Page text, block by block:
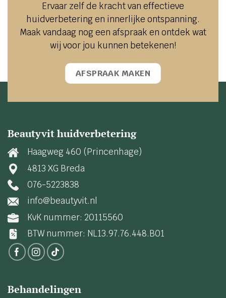
Ervaar zelf de kracht van effectieve
huidverbetering en innerlijke ontspanning.
Maak vandaag nog een afspraak en ontdek wat
wij voor jou kunnen betekenen!
AFSPRAAK MAKEN
Beautyvit huidverbetering
Haagweg 460 (Princenhage)
4813 XG Breda
076-5223838
info@beautyvit.nl
KvK nummer: 20115560
BTW nummer: NL13.97.76.448.B01
Behandelingen